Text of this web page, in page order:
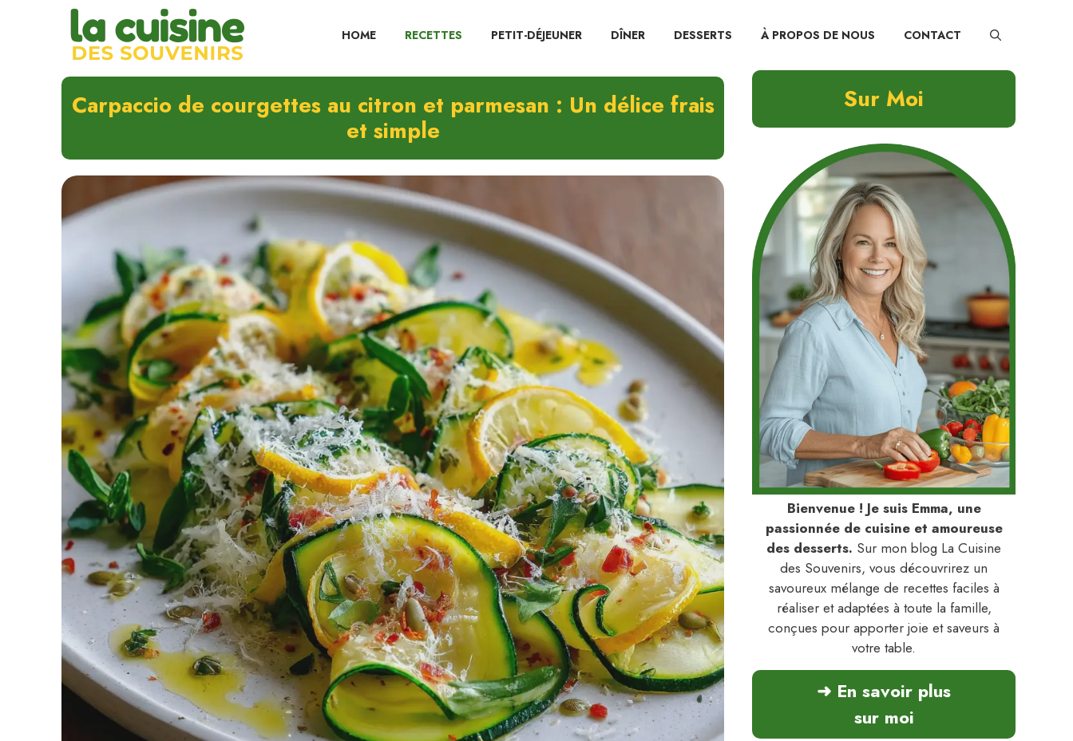
HOME RECETTES PETIT-DÉJEUNER DÎNER DESSERTS À PROPOS DE NOUS CONTACT
Carpaccio de courgettes au citron et parmesan : Un délice frais
et simple
Sur Moi
Bienvenue ! Je suis Emma, une
passionnée de cuisine et amoureuse
des desserts. Sur mon blog La Cuisine
des Souvenirs, vous découvrirez un
savoureux mélange de recettes faciles à
réaliser et adaptées à toute la famille,
conçues pour apporter joie et saveurs à
votre table.
➜ En savoir plus
sur moi